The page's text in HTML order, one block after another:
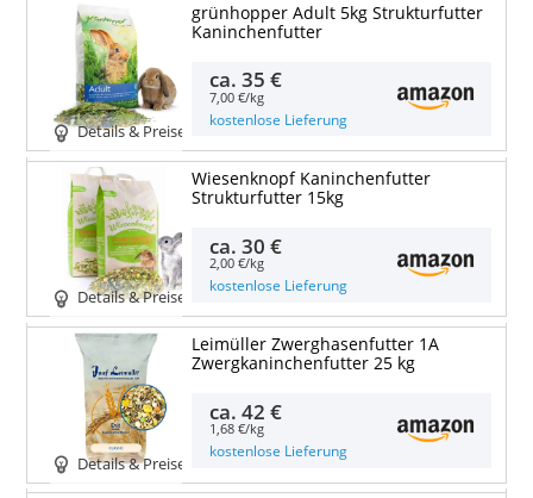
Details & Preise
grünhopper Adult 5kg Strukturfutter
Kaninchenfutter
ca.35 €
7,00 €/kg
kostenlose Lieferung
Details & Preise
Wiesenknopf Kaninchenfutter
Strukturfutter 15kg
ca.30 €
2,00 €/kg
kostenlose Lieferung
Details & Preise
Leimüller Zwerghasenfutter 1A
Zwergkaninchenfutter 25 kg
ca.42 €
1,68 €/kg
kostenlose Lieferung